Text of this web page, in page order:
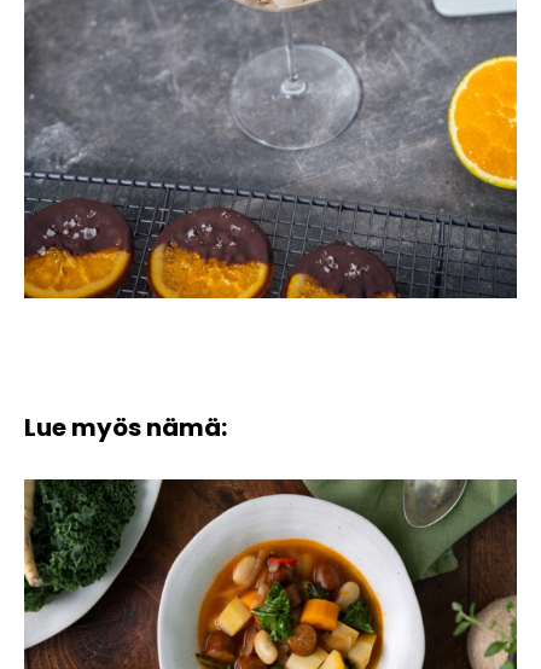
Lue myös nämä: